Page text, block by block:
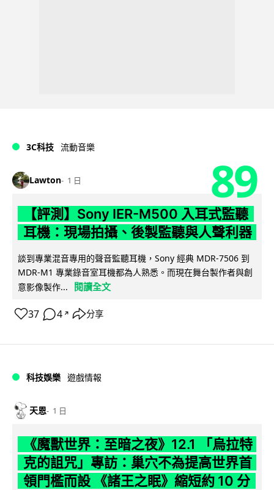
3C科技 流動音樂
Lawton 1 日 89
【評測】Sony IER-M500 入耳式監聽
耳機：現場拍攝、後製監聽與人聲利器
談到專業混音專用的聲音監聽耳機，Sony 經典 MDR-7506 到
MDR-M1 專業錄音室耳機都為人熟悉。而現在舞台製作者與創
意影像製作...
閱讀全文
37 4 ↗ 分享
科技娛樂 遊戲情報
天恩 1 日
《魔獸世界：至暗之夜》12.1 「烏拉特
克的詛咒」專訪：巢穴不為提高世界首
領門檻而設 《諸王之眠》縮短約 10 分